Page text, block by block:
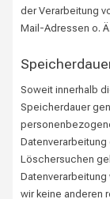
der Verarbeitung
Mail-Adressen o.
Soweit innerhalb
Speicherdauer
Löschersuchen
wir keine anderen